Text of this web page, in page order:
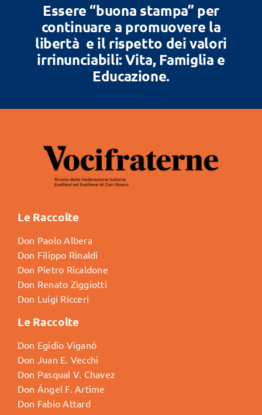
Essere “buona stampa” per
continuare a promuovere la
libertà e il rispetto dei valori
irrinunciabili: Vita, Famiglia e
Educazione.
Le Raccolte
Don Paolo Albera
Don Filippo Rinaldi
Don Pietro Ricaldone
Don Renato Ziggiotti
Don Luigi Ricceri
Le Raccolte
Don Egidio Viganò
Don Juan E. Vecchi
Don Pasqual V. Chavez
Don Ángel F. Artime
Don Fabio Attard